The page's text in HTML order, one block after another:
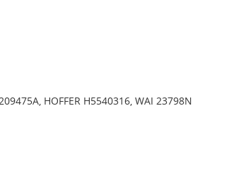
HOFFER H5540316, WAI 23798N